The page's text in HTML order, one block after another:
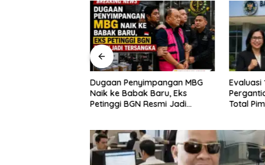
Evaluasi 1,5 Tahun Berujung
Pergantian, Prabowo Ganti
Total Pimpinan BGN
Lewat
Sah